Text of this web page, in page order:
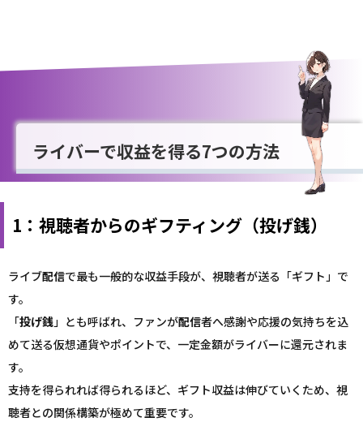
ライバーで収益を得る7つの方法
1：視聴者からのギフティング（投げ銭）
ライブ配信で最も一般的な収益手段が、視聴者が送る「ギフト」で
す。
「投げ銭」とも呼ばれ、ファンが配信者へ感謝や応援の気持ちを込
めて送る仮想通貨やポイントで、一定金額がライバーに還元されま
す。
支持を得られれば得られるほど、ギフト収益は伸びていくため、視
聴者との関係構築が極めて重要です。